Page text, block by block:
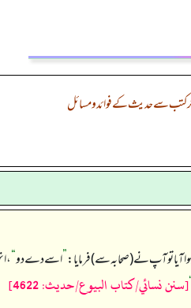
کتب سے حدیث کے فوائد و مسائل
آیا تو آپ نے (صحابہ سے) فرمایا:”اسے دے دو“،
[سنن نسائي/كتاب البيوع/حدیث: 4622]